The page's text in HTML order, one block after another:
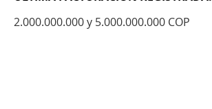
2.000.000.000 y 5.000.000.000 COP